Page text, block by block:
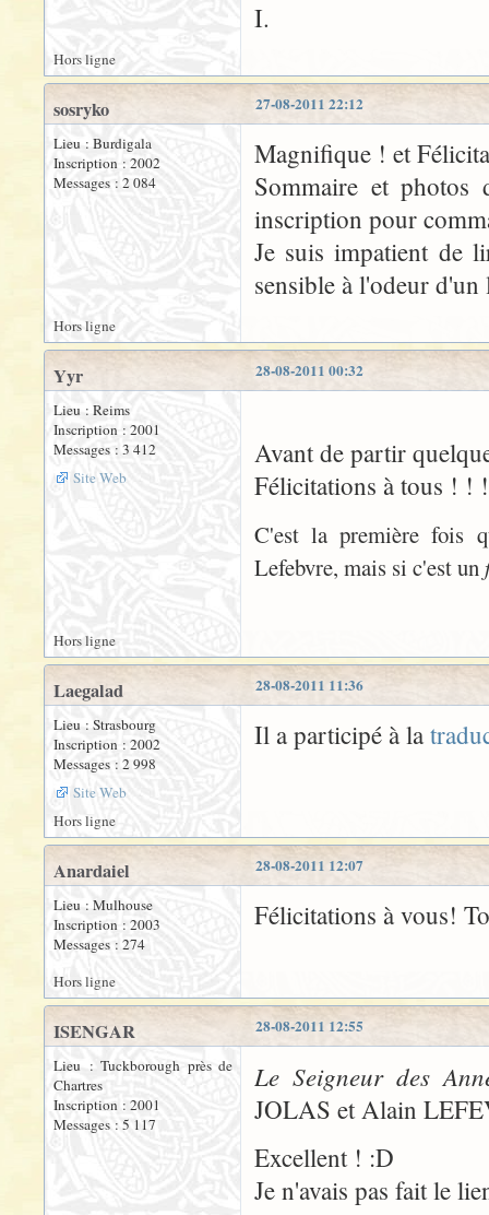
I.
Hors ligne
27-08-2011 22:12
sosryko
Lieu : Burdigala
Inscription : 2002
Messages : 2 084
Magnifique ! et
Sommaire et
inscription pour
Je suis impatient de
sensible à l'odeur
Hors ligne
28-08-2011 00:32
Yyr
Lieu : Reims
Inscription : 2001
Messages : 3 412
Site Web
Avant de partir
Félicitations à tous ! ! !
C'est la première fois
Lefebvre, mais si c'est un
Hors ligne
28-08-2011 11:36
Laegalad
Lieu : Strasbourg
Inscription : 2002
Messages : 2 998
Site Web
Il a participé à la
Hors ligne
28-08-2011 12:07
Anardaiel
Lieu : Mulhouse
Inscription : 2003
Messages : 274
Félicitations à vous!
Hors ligne
28-08-2011 12:55
ISENGAR
Lieu : Tuckborough près de
Chartres
Inscription : 2001
Messages : 5 117
Le Seigneur des
JOLAS et Alain
Excellent ! :D
Je n'avais pas fait le